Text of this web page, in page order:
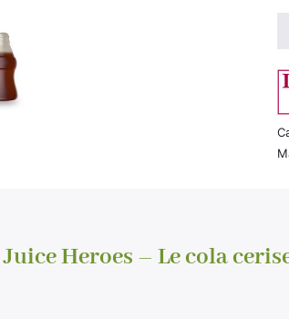
Heroes – Le cola